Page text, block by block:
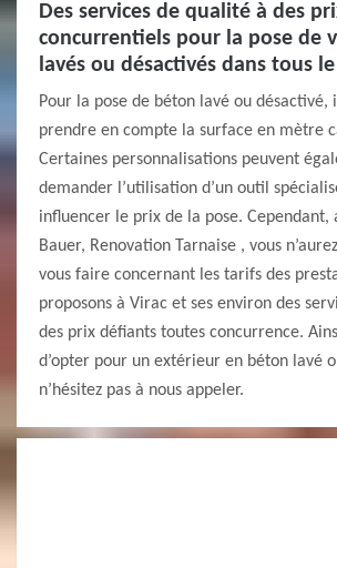
Des services de qualité à des
concurrentiels pour la pose de
lavés ou désactivés dans tous
Pour la pose de béton lavé ou
prendre en compte la surface en mètre
Certaines personnalisations peuvent
demander l’utilisation d’un outil
influencer le prix de la pose. Cependant,
Bauer, Renovation Tarnaise , vous
vous faire concernant les tarifs des
proposons à Virac et ses environ des
des prix défiants toutes concurrence.
d’opter pour un extérieur en béton lavé
n’hésitez pas à nous appeler.